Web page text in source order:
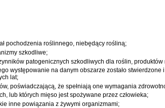
pochodzenia roślinnego, niebędący rośliną;
szkodliwe;
patogenicznych szkodliwych dla roślin,
występowanie na danym obszarze zostało
lat;
poświadczającą, że spełniają one wymagania
lub których mięso jest spożywane przez człowieka;
inne powiązania z żywymi organizmami;